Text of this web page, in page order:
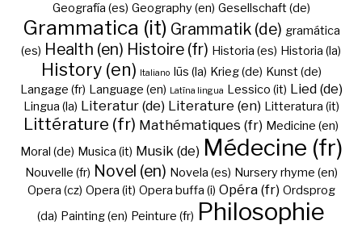
Geografía (es) Geography (en) Gesellschaft (de)
Grammatica (it) Grammatik (de) gramática
(es) Health (en) Histoire (fr) Historia (es) Historia (la)
History (en) Italiano Iūs (la) Krieg (de) Kunst (de)
Langage (fr) Language (en) Latīna lingua Lessico (it) Lied (de)
Lingua (la) Literatur (de) Literature (en) Litteratura (it)
Littérature (fr) Mathématiques (fr) Medicine (en)
Moral (de) Musica (it) Musik (de) Médecine (fr)
Nouvelle (fr) Novel (en) Novela (es) Nursery rhyme (en)
Opera (cz) Opera (it) Opera buffa (i) Opéra (fr) Ordsprog
(da) Painting (en) Peinture (fr) Philosophie